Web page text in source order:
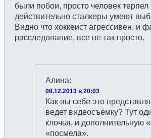
были побои, просто человек
действительно сталкеры умеют
Видно что хоккеист агрессивен, и
расследование, все не так просто.
Алина:
08.12.2013 в 20:03
Как вы себе это
ведет видеосъемку? Тут
клочья, и дополнительную
«посмела».